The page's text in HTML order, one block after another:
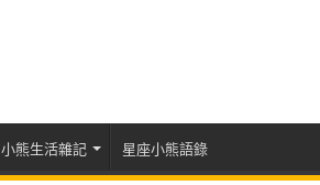
小熊生活雜記 星座小熊語錄